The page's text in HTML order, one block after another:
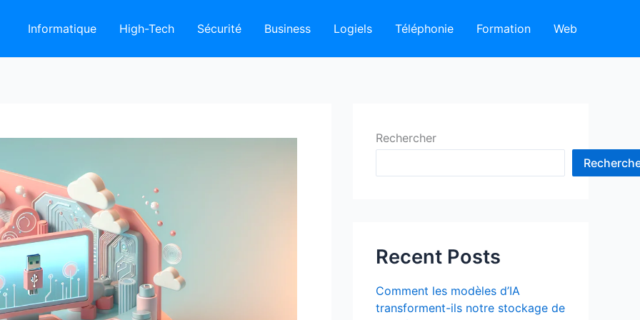
Informatique High-Tech Sécurité Business Logiels Téléphonie Formation Web
Rechercher
Recent Posts
Comment les modèles d’IA
transforment-ils notre stockage de